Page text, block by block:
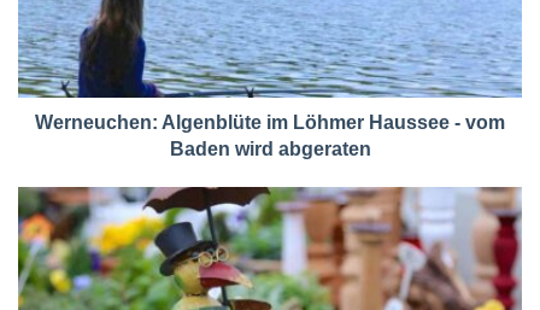
Werneuchen: Algenblüte im Löhmer Haussee - vom
Baden wird abgeraten